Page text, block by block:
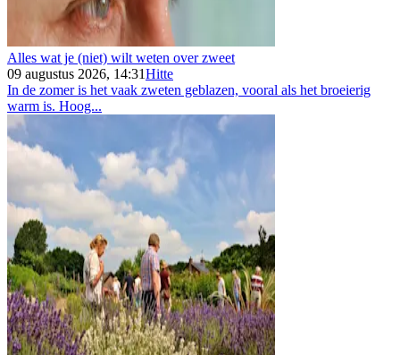
Alles wat je (niet) wilt weten over zweet
09 augustus 2026, 14:31Hitte
In de zomer is het vaak zweten geblazen, vooral als het broeierig
warm is. Hoog...